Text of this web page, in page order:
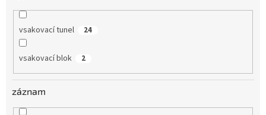
vsakovací tunel 24
vsakovací blok 2
záznam